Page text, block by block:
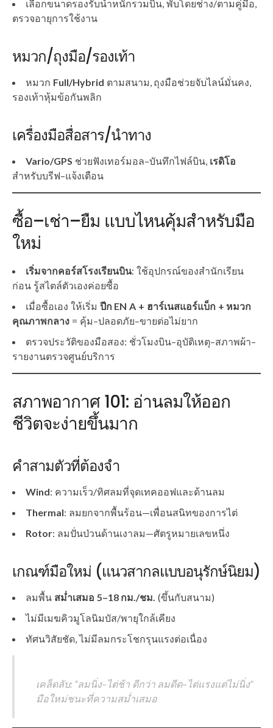
เลือกขนาดรองรับน้ำหนักรวมบิน, พับโดยช่าง/ตามคู่มือ,
ตรวจอายุการใช้งาน
หมวก/ถุงมือ/รองเท้า
หมวก Full/Hybrid ตามสนาม, ถุงมือช่วยจับไลน์มั่นคง,
รองเท้าหุ้มข้อกันพลิก
เครื่องมือสื่อสาร/นำทาง
Vario/GPS ช่วยฟังเทอร์มอล–บันทึกไฟล์บิน, เรดิโอ
สำหรับบรีฟ–แจ้งเตือน
ซื้อ–เช่า–ยืม แบบไหนคุ้มสำหรับมือ
ใหม่
เริ่มจากคอร์สโรงเรียนบิน: ใช้อุปกรณ์ของสำนักเรียน
ก่อน รู้สไตล์ตัวเองค่อยซื้อ
เมื่อซื้อเอง ให้เริ่ม ปีก EN A + ฮาร์เนสแอร์แบ็ก + หมวก
คุณภาพกลาง = คุ้ม–ปลอดภัย–ขายต่อไม่ยาก
ตรวจประวัติของมือสอง: ชั่วโมงบิน–อุบัติเหตุ–สภาพผ้า–
รายงานตรวจศูนย์บริการ
สภาพอากาศ 101: อ่านลมให้ออก
ชีวิตจะง่ายขึ้นมาก
คำสามตัวที่ต้องจำ
Wind: ความเร็ว/ทิศลมที่จุดเทคออฟและด้านลม
Thermal: ลมยกจากพื้นร้อน—เพื่อนสนิทของการไต่
Rotor: ลมปั่นป่วนด้านเงาลม—ศัตรูหมายเลขหนึ่ง
เกณฑ์มือใหม่ (แนวสากลแบบอนุรักษ์นิยม)
ลมพื้น สม่ำเสมอ 5–18 กม./ชม. (ขึ้นกับสนาม)
ไม่มีเมฆคิวมูโลนิมบัส/พายุใกล้เคียง
ทัศนวิสัยชัด, ไม่มีลมกระโชกรุนแรงต่อเนื่อง
เคล็ดลับ: “ลมนิ่ง–ไต่ช้า ดีกว่า ลมดีด–ไต่แรงแต่ไม่นิ่ง”
มือใหม่ชนะที่ความสม่ำเสมอ